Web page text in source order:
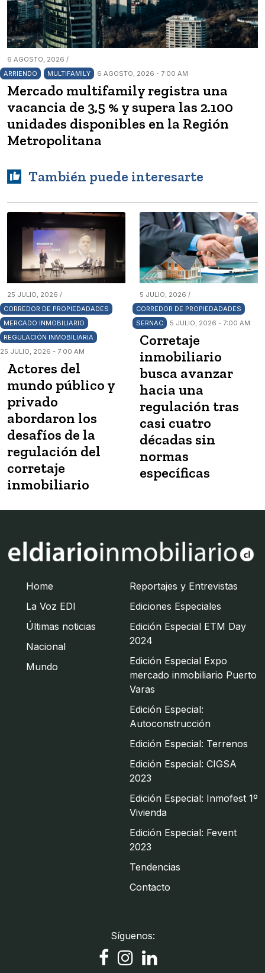
6 AGOSTO, 2026 /
ARRIENDO
MULTIFAMILY 6 AGOSTO, 2026 - 7:00 AM
Mercado multifamily registra una
vacancia de 3,5 % y supera las 2.100
unidades disponibles en la Región
Metropolitana
También puede interesarte
25 JULIO, 2026 /
CORREDOR DE PROPIEDADADES
MERCADO INMOBILIARIO
REGULACIÓN INMOBILIARIA
25 JULIO, 2026 - 7:00 AM
Actores del
mundo público y
privado
abordaron los
desafíos de la
regulación del
corretaje
inmobiliario
5 JULIO, 2026 /
CORREDOR DE PROPIEDADADES
SERNAC
5 JULIO, 2026 - 7:00 AM
Corretaje
inmobiliario
busca avanzar
hacia una
regulación tras
casi cuatro
décadas sin
normas
específicas
Home
La Voz EDI
Últimas noticias
Nacional
Mundo
Reportajes y Entrevistas
Ediciones Especiales
Edición Especial ETM Day
2024
Edición Especial Expo
mercado inmobiliario Puerto
Varas
Edición Especial:
Autoconstrucción
Edición Especial: Terrenos
Edición Especial: CIGSA
2023
Edición Especial: Inmofest 1º
Vivienda
Edición Especial: Fevent
2023
Tendencias
Contacto
Síguenos: